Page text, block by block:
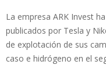
La empresa ARK Invest
publicados por Tesla y
de explotación de sus
caso e hidrógeno en el